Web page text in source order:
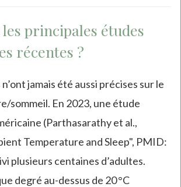
principales études
récentes ?
jamais été aussi précises sur le
sommeil. En 2023, une étude
(Parthasarathy et al.,
Temperature and Sleep", PMID:
plusieurs centaines d’adultes.
degré au-dessus de 20 °C